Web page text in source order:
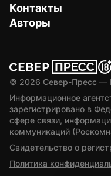
Контакты
Авторы
© 2026 Север-Пресс —
Информационное
зарегистрировано в
сфере связи,
коммуникаций
Свидетельство о
Политика